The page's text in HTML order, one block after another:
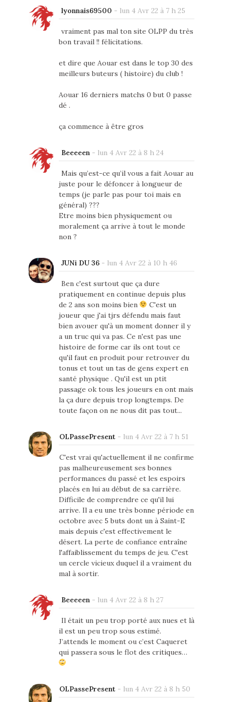
lyonnais69500 - lun 4 Avr 22 à 7 h 25
vraiment pas mal ton site OLPP du très
bon travail !! félicitations.
et dire que Aouar est dans le top 30 des
meilleurs buteurs ( histoire) du club !
Aouar 16 derniers matchs 0 but 0 passe
dé .
ça commence à être gros
Beeeeen- lun 4 Avr 22 à 8 h 24
Mais qu’est-ce qu’il vous a fait Aouar au
juste pour le défoncer à longueur de
temps (je parle pas pour toi mais en
général) ???
Etre moins bien physiquement ou
moralement ça arrive à tout le monde
non ?
JUNi DU 36- lun 4 Avr 22 à 10 h 46
Ben c'est surtout que ça dure
pratiquement en continue depuis plus
de 2 ans son moins bien
C'est un
joueur que j'ai tjrs défendu mais faut
bien avouer qu'à un moment donner il y
a un truc qui va pas. Ce n'est pas une
histoire de forme car ils ont tout ce
qu'il faut en produit pour retrouver du
tonus et tout un tas de gens expert en
santé physique . Qu'il est un ptit
passage ok tous les joueurs en ont mais
la ça dure depuis trop longtemps. De
toute façon on ne nous dit pas tout...
OLPassePresent- lun 4 Avr 22 à 7 h 51
C'est vrai qu'actuellement il ne confirme
pas malheureusement ses bonnes
performances du passé et les espoirs
placés en lui au début de sa carrière.
Difficile de comprendre ce qu'il lui
arrive. Il a eu une très bonne période en
octobre avec 5 buts dont un à Saint-E
mais depuis c'est effectivement le
désert. La perte de confiance entraîne
l'affaiblissement du temps de jeu. C'est
un cercle vicieux duquel il a vraiment du
mal à sortir.
Beeeeen- lun 4 Avr 22 à 8 h 27
Il était un peu trop porté aux nues et là
il est un peu trop sous estimé.
J’attends le moment ou c’est Caqueret
qui passera sous le flot des critiques…
OLPassePresent- lun 4 Avr 22 à 8 h 50